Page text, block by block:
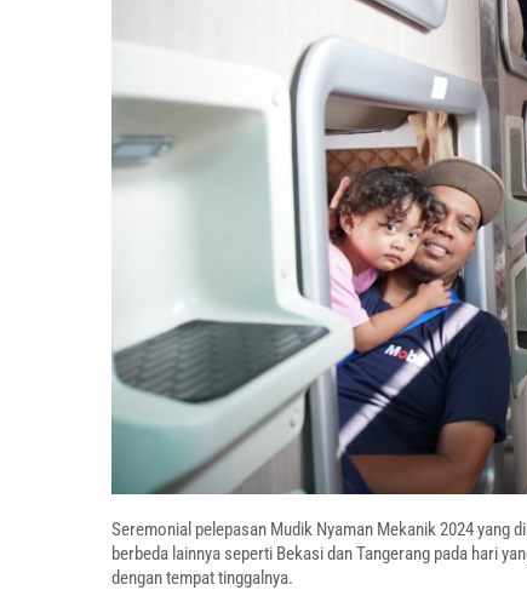
Seremonial pelepasan Mudik Nyaman Mekanik 2024 yang
berbeda lainnya seperti Bekasi dan Tangerang pada hari
dengan tempat tinggalnya.